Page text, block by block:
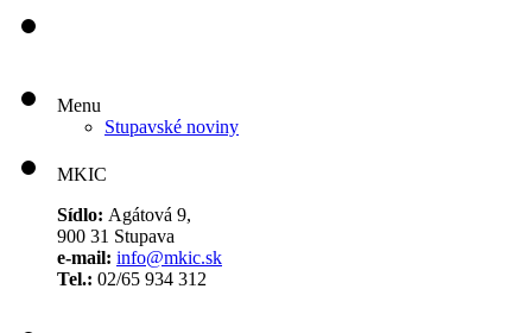
Menu
Stupavské noviny
MKIC
Sídlo: Agátová 9,
900 31 Stupava
e-mail: info@mkic.sk
Tel.: 02/65 934 312